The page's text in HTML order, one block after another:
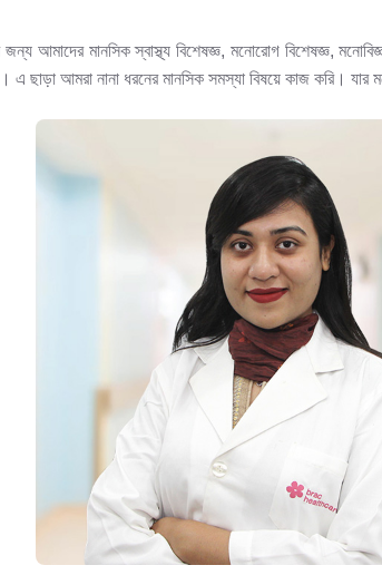
আমাদের মানসিক স্বাস্থ্য বিশেষজ্ঞ, মনোরোগ বিশেষজ্ঞ,
এ ছাড়া আমরা নানা ধরনের মানসিক সমস্যা বিষয়ে কাজ করি। যার